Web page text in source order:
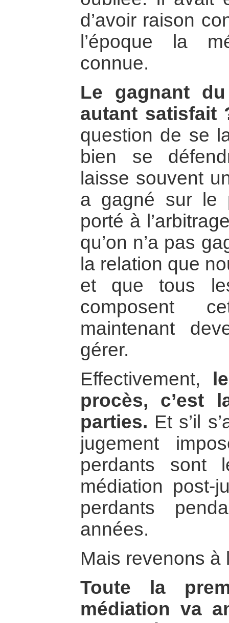
d’avoir raison
l’époque la
connue.
Le gagnant
autant satisfait
question de se
bien se
laisse souvent
a gagné sur le
porté à
qu’on n’a pas
la relation que
et que tous
composent
maintenant
gérer.
Effectivement,
procès, c’est
parties. Et s’il
jugement
perdants sont
médiation post-
perdants
années.
Mais revenons à
Toute la
médiation va